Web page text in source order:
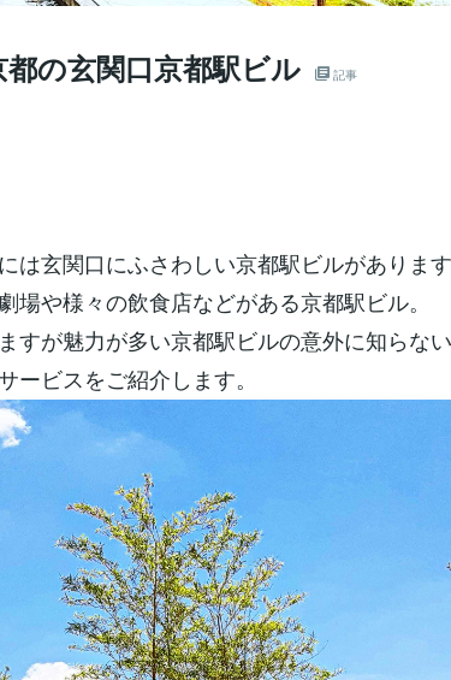
の玄関口京都駅ビル 記事
は玄関口にふさわしい京都駅ビルがありま
場や様々の飲食店などがある京都駅ビル。
すが魅力が多い京都駅ビルの意外に知らない
ービスをご紹介します。